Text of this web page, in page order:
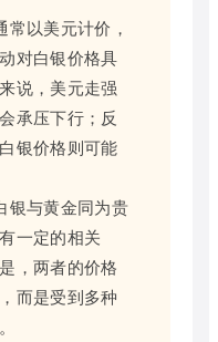
以美元计价，
对白银价格具
说，美元走强
承压下行；反
银价格则可能
银与黄金同为贵
一定的相关
，两者的价格
而是受到多种